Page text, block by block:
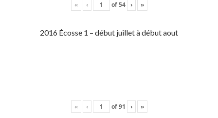
« ‹ of54 › »
2016 Écosse 1 – début juillet à début aout
« ‹ of91 › »